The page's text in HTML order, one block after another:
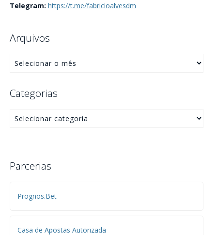
Telegram: https://t.me/fabricioalvesdm
Arquivos
Categorias
Parcerias
Prognos.Bet
Casa de Apostas Autorizada